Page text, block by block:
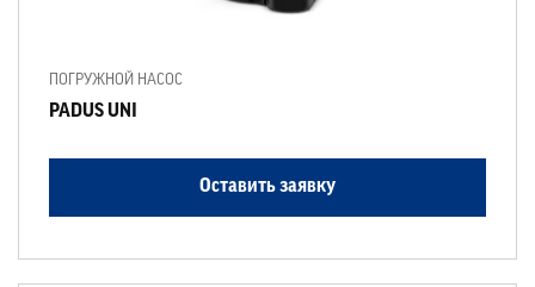
ПОГРУЖНОЙ НАСОС
PADUS UNI
Оставить заявку